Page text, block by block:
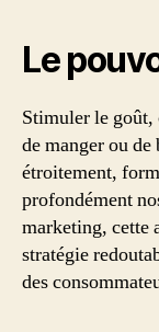
Le
Stimuler le goût,
de manger ou
étroitement,
profondément
marketing, cette
stratégie
des